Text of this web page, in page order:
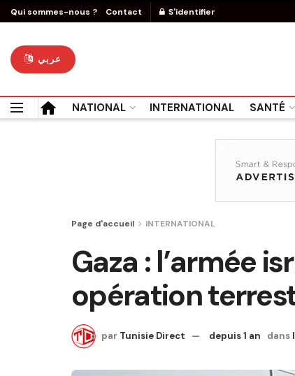
Qui sommes-nous ? Contact S'identifier
عربي
NATIONAL INTERNATIONAL SANTÉ
Page d'accueil INTERNATIONAL
Gaza : l’armée
opération
par Tunisie Direct depuis 1 an dans